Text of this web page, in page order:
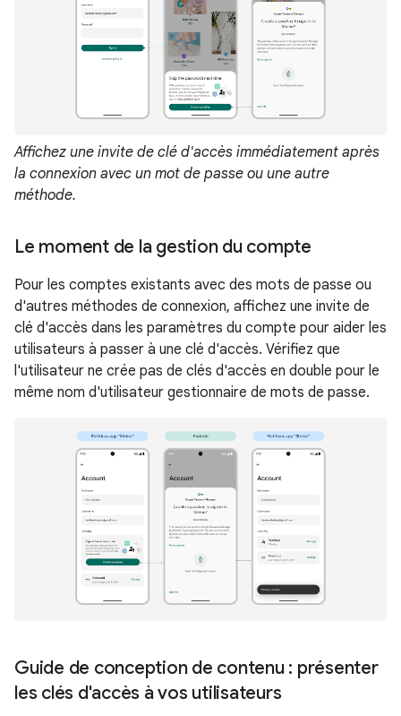
Affichez une invite de clé d'accès immédiatement après
la connexion avec un mot de passe ou une autre
méthode.
Le moment de la gestion du compte
Pour les comptes existants avec des mots de passe ou
d'autres méthodes de connexion, affichez une invite de
clé d'accès dans les paramètres du compte pour aider les
utilisateurs à passer à une clé d'accès. Vérifiez que
l'utilisateur ne crée pas de clés d'accès en double pour le
même nom d'utilisateur gestionnaire de mots de passe.
Guide de conception de contenu : présenter
les clés d'accès à vos utilisateurs